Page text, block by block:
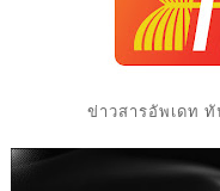
ข่าวสารอัพเดท